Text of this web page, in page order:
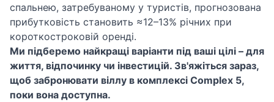
спальнею, затребуваному у туристів, прогнозована
прибутковість становить ≈12–13% річних при
короткостроковій оренді.
Ми підберемо найкращі варіанти під ваші цілі – для
життя, відпочинку чи інвестицій. Зв'яжіться зараз,
щоб забронювати віллу в комплексі Complex 5,
поки вона доступна.